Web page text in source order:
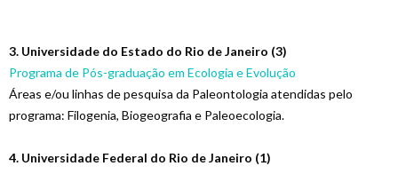
3. Universidade do Estado do Rio de Janeiro (3)
Programa de Pós-graduação em Ecologia e Evolução
Áreas e/ou linhas de pesquisa da Paleontologia atendidas pelo
programa: Filogenia, Biogeografia e Paleoecologia.
4. Universidade Federal do Rio de Janeiro (1)